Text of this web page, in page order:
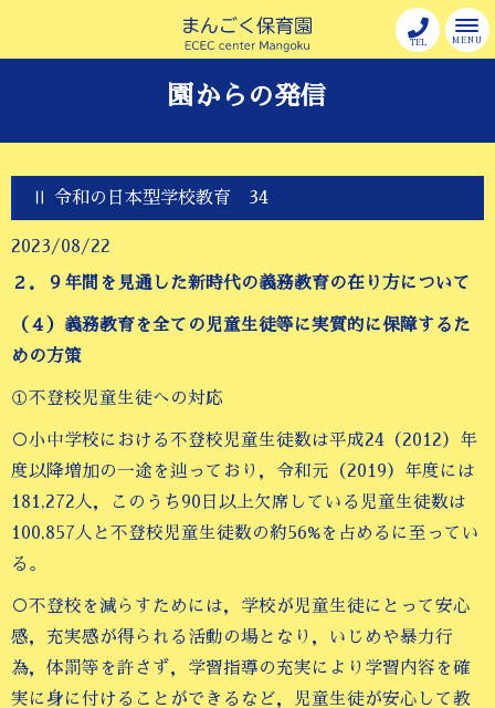
MENU
TEL
園からの発信
Ⅱ 令和の日本型学校教育 34
2023/08/22
２．９年間を見通した新時代の義務教育の在り方について
（４）義務教育を全ての児童生徒等に実質的に保障するた
めの方策
①不登校児童生徒への対応
○小中学校における不登校児童生徒数は平成24（2012）年
度以降増加の一途を辿っており，令和元（2019）年度には
181,272人，このうち90日以上欠席している児童生徒数は
100,857人と不登校児童生徒数の約56%を占めるに至ってい
る。
○不登校を減らすためには，学校が児童生徒にとって安心
感，充実感が得られる活動の場となり，いじめや暴力行
為，体罰等を許さず，学習指導の充実により学習内容を確
実に身に付けることができるなど，児童生徒が安心して教